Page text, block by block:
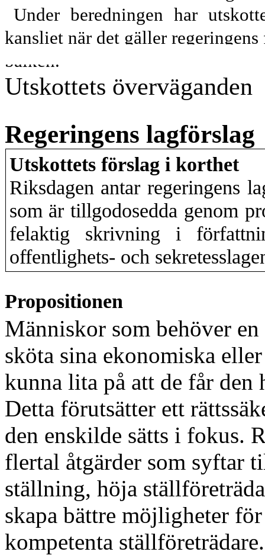
Under beredningen har
kansliet när det gäller
balken.
Utskottets överväganden
Regeringens lagförslag
Utskottets förslag i korthet
Riksdagen antar regeringens
som är tillgodosedda genom
felaktig skrivning i
offentlighets- och
Propositionen
Människor som behöver
sköta sina ekonomiska
kunna lita på att de får den
Detta förutsätter ett
den enskilde sätts i fokus.
flertal åtgärder som syftar
ställning, höja
skapa bättre möjligheter
kompetenta ställföreträdare.